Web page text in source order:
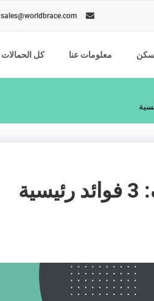
sales@worldbrace.com
معلومات عنا كل الحمالات